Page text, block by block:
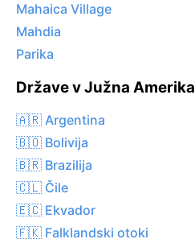
Mahaica Village
Mahdia
Parika
Države v Južna Amerika
🇦🇷 Argentina
🇧🇴 Bolivija
🇧🇷 Brazilija
🇨🇱 Čile
🇪🇨 Ekvador
🇫🇰 Falklandski otoki